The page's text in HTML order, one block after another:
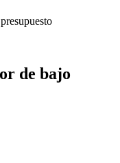
de bajo